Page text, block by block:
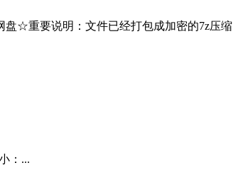
☆重要说明：文件已经打包成加密的7z压缩
：...